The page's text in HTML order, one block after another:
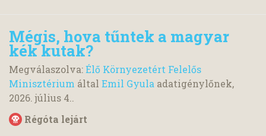
Mégis, hova tűntek a magyar
kék kutak?
Megválaszolva:Élő Környezetért Felelős
Minisztérium által Emil Gyula adatigénylőnek,
2026. július 4..
Régóta lejárt